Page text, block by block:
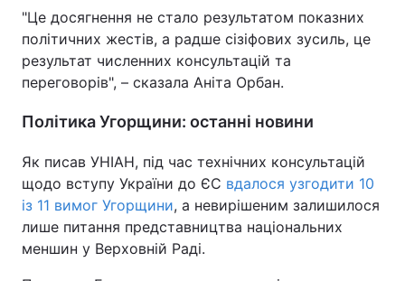
"Це досягнення не стало результатом показних
політичних жестів, а радше сізіфових зусиль, це
результат численних консультацій та
переговорів", – сказала Аніта Орбан.
Політика Угорщини: останні новини
Як писав УНІАН, під час технічних консультацій
щодо вступу України до ЄС вдалося узгодити 10
із 11 вимог Угорщини, а невирішеним залишилося
лише питання представництва національних
меншин у Верховній Раді.